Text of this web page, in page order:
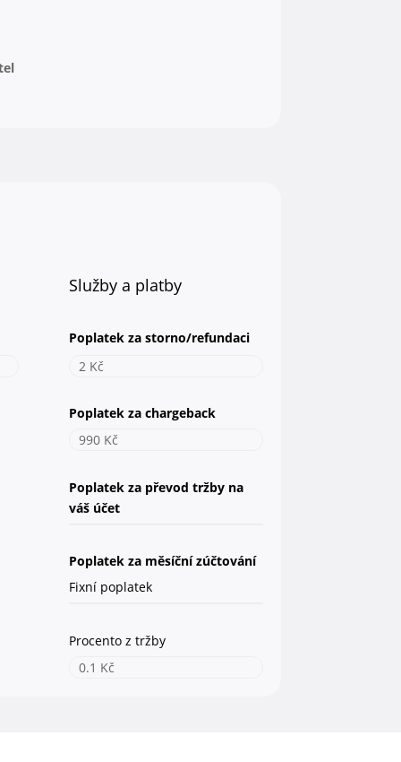
Služby a platby
Poplatek za storno/refundaci
2 Kč
Poplatek za chargeback
990 Kč
Poplatek za převod tržby na
váš účet
Poplatek za měsíční zúčtování
Fixní poplatek
Procento z tržby
0.1 Kč